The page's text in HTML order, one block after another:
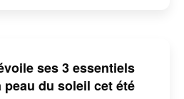
ses 3 essentiels
du soleil cet été